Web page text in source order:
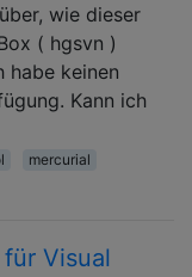
wie dieser
( hgsvn )
habe keinen
Kann ich
mercurial
Visual